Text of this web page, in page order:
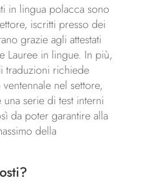
in lingua polacca sono
iscritti presso dei
grazie agli attestati
Lauree in lingue. In più,
traduzioni richiede
nel settore,
serie di test interni
da poter garantire alla
della